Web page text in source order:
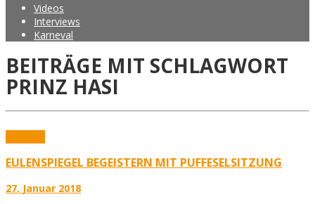
Videos
Interviews
Karneval
BEITRÄGE MIT SCHLAGWORT
PRINZ HASI
EULENSPIEGEL BEGEISTERN MIT PUFFESELSITZUNG
27. Januar 2018